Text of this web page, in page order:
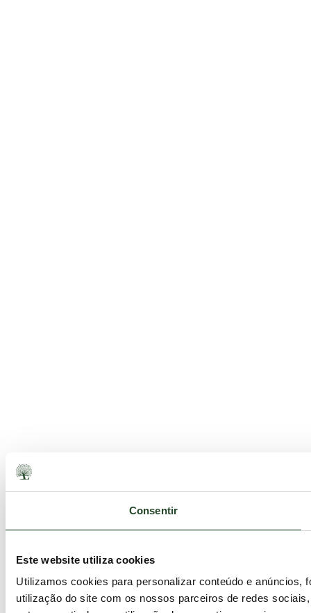
Consentir
Este website utiliza cookies
Utilizamos cookies para personalizar conteúdo e anúncios,
utilização do site com os nossos parceiros de redes